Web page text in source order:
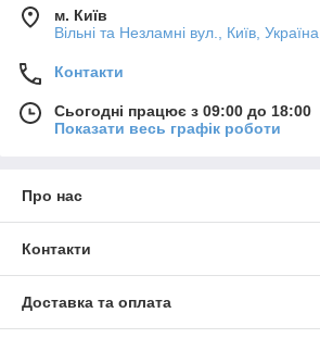
м. Київ
Вільні та Незламні вул., Київ, Україна
Контакти
Сьогодні працює з 09:00 до 18:00
Показати весь графік роботи
Про нас
Контакти
Доставка та оплата